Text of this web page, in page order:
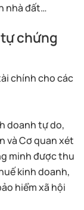
nhà đất…
chứng
chính cho các
doanh tự do,
và Cơ quan xét
minh được thu
kinh doanh,
hiểm xã hội